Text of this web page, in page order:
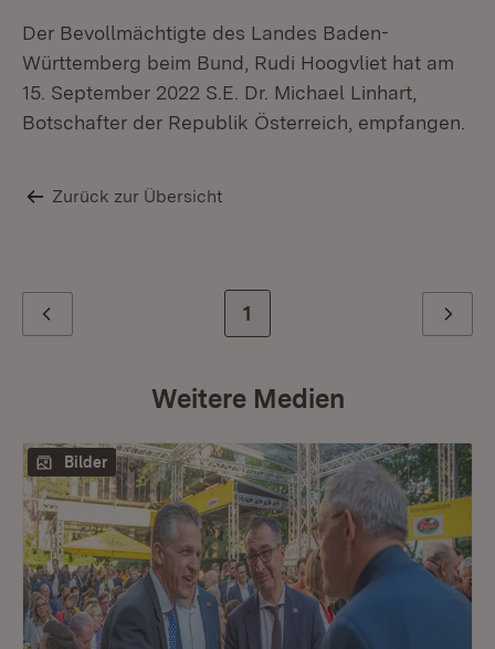
Der Bevollmächtigte des Landes Baden-
Württemberg beim Bund, Rudi Hoogvliet hat am
15. September 2022 S.E. Dr. Michael Linhart,
Botschafter der Republik Österreich, empfangen.
Zurück zur Übersicht
Zur letzten Seite
1 Weiter
Weitere Medien
Bilder